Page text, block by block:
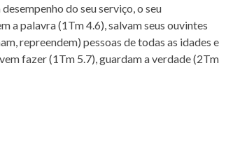
do seu serviço, o seu
a palavra (1Tm 4.6), salvam seus ouvintes
repreendem) pessoas de todas as idades e
fazer (1Tm 5.7), guardam a verdade (2Tm